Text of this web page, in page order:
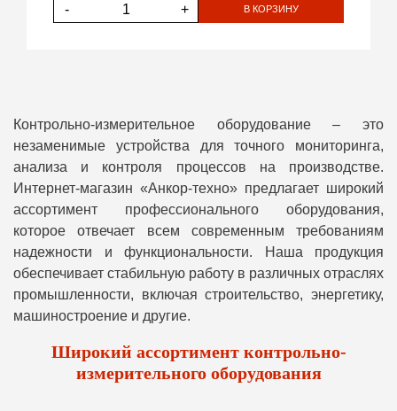
- + В КОРЗИНУ
Контрольно-измерительное оборудование – это
незаменимые устройства для точного мониторинга,
анализа и контроля процессов на производстве.
Интернет-магазин «Анкор-техно» предлагает широкий
ассортимент профессионального оборудования,
которое отвечает всем современным требованиям
надежности и функциональности. Наша продукция
обеспечивает стабильную работу в различных отраслях
промышленности, включая строительство, энергетику,
машиностроение и другие.
Широкий ассортимент контрольно-
измерительного оборудования